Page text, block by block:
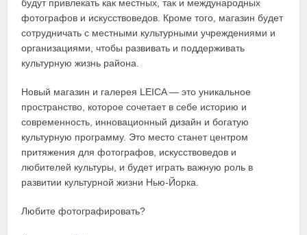
будут привлекать как местных, так и международных
фотографов и искусствоведов. Кроме того, магазин будет
сотрудничать с местными культурными учреждениями и
организациями, чтобы развивать и поддерживать
культурную жизнь района.
Новый магазин и галерея LEICA — это уникальное
пространство, которое сочетает в себе историю и
современность, инновационный дизайн и богатую
культурную программу. Это место станет центром
притяжения для фотографов, искусствоведов и
любителей культуры, и будет играть важную роль в
развитии культурной жизни Нью-Йорка.
Любите фотографировать?